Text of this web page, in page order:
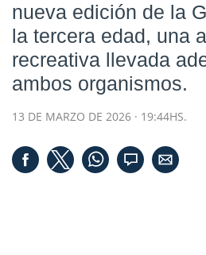
nueva edición de la
la tercera edad, una
recreativa llevada
ambos organismos.
13 DE MARZO DE 2026 · 19:44HS.